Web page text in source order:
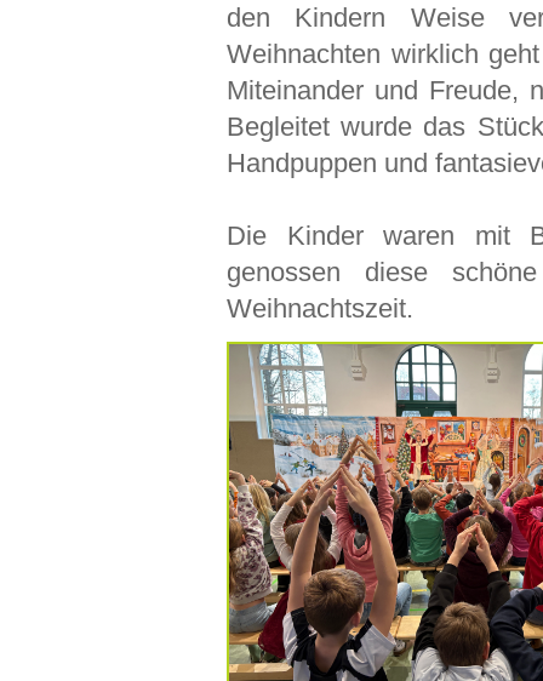
den Kindern Weise
Weihnachten wirklich
Miteinander und Freude,
Begleitet wurde das
Handpuppen und
Die Kinder waren mit
genossen diese
Weihnachtszeit.